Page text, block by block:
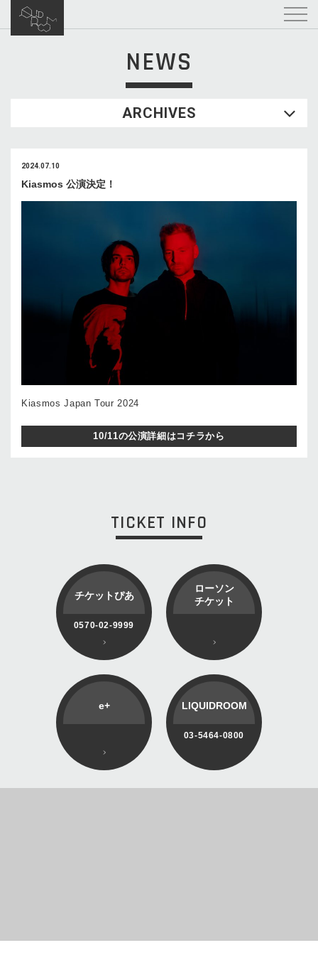
NEWS
ARCHIVES
2024.07.10
Kiasmos 公演決定！
Kiasmos Japan Tour 2024
10/11の公演詳細はコチラから
TICKET INFO
チケットぴあ
0570-02-9999
ローソン
チケット
e+ LIQUIDROOM
03-5464-0800